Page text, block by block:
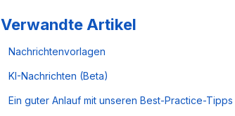
Verwandte Artikel
Nachrichtenvorlagen
KI-Nachrichten (Beta)
Ein guter Anlauf mit unseren Best-Practice-Tipps